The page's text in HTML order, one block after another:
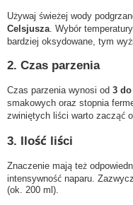
Używaj świeżej wody
Celsjusza. Wybór
bardziej oksydowane, tym
2. Czas parzenia
Czas parzenia wynosi od 3
smakowych oraz stopnia
zwiniętych liści warto zacząć
3. Ilość liści
Znaczenie mają też
intensywność naparu.
(ok. 200 ml).